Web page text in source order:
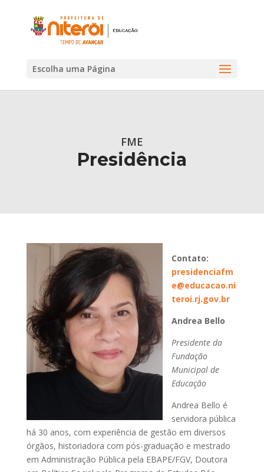
Escolha uma Página
FME
Presidência
Contato:
presidenciafm
e@educacao.ni
teroi.rj.gov.br
Andrea Bello
Presidente da
Fundação
Municipal de
Educação
Andrea Bello é
servidora pública
há 30 anos, com experiência de gestão em diversos
órgãos, historiadora com pós-graduação e mestrado
em Administração Pública pela EBAPE/FGV, Doutora